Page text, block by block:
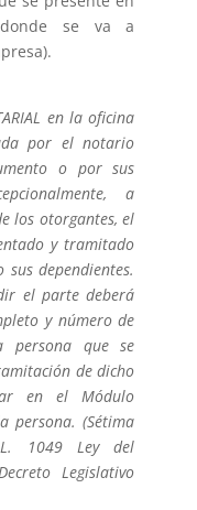
se va a
en la oficina
por el notario
o por sus
a
los otorgantes, el
y tramitado
dependientes.
el parte deberá
y número de
persona que se
de dicho
en el Módulo
persona. (Sétima
1049 Ley del
Legislativo